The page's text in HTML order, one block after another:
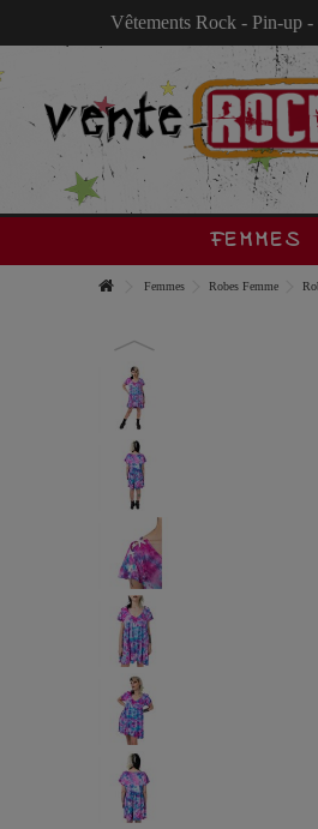
Vêtements Rock - Pin-up
FEMMES
Femmes Robes Femme